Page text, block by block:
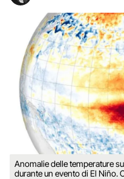
Anomalie delle temperature
durante un evento di El Niño.